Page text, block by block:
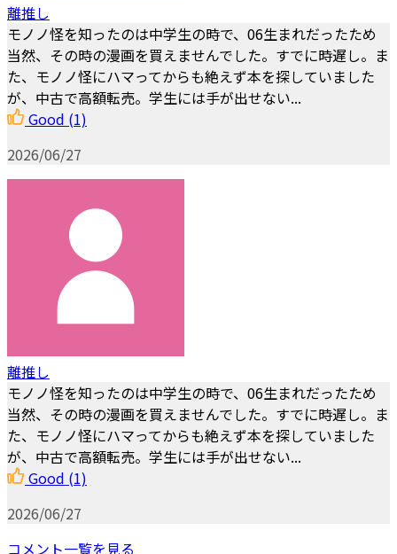
離推し
モノノ怪を知ったのは中学生の時で、06生まれだったため
当然、その時の漫画を買えませんでした。すでに時遅し。ま
た、モノノ怪にハマってからも絶えず本を探していました
が、中古で高額転売。学生には手が出せない...
Good (1)
2026/06/27
離推し
モノノ怪を知ったのは中学生の時で、06生まれだったため
当然、その時の漫画を買えませんでした。すでに時遅し。ま
た、モノノ怪にハマってからも絶えず本を探していました
が、中古で高額転売。学生には手が出せない...
Good (1)
2026/06/27
コメント一覧を見る